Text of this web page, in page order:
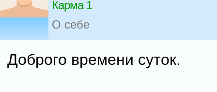
Карма 1
О себе
Доброго времени суток.